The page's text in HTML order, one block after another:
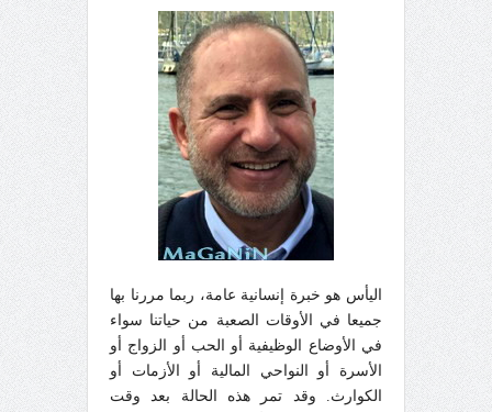
اليأس هو خبرة إنسانية عامة، ربما مررنا بها
جميعا في الأوقات الصعبة من حياتنا سواء
في الأوضاع الوظيفية أو الحب أو الزواج أو
الأسرة أو النواحي المالية أو الأزمات أو
الكوارث. وقد تمر هذه الحالة بعد وقت